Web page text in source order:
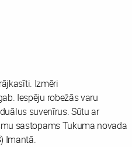
Izmēri
Iespēju robežās varu
suvenīrus. Sūtu ar
sastopams Tukuma novada
Imantā.